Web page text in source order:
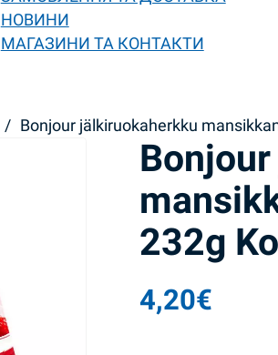
НОВИНИ
МАГАЗИНИ ТА КОНТАКТИ
/ Bonjour jälkiruokaherkku
232g
4,20€